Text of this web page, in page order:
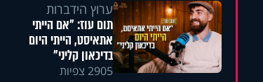
ערוץ הידברות
תום עוז: "אם הייתי
אתאיסט, הייתי היום
בדיכאון קליני"
2905 צפיות